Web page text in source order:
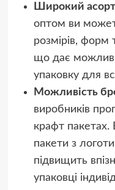
Широкий
оптом ви
розмірів, форм
що дає
упаковку для
Можливість
виробників
крафт
пакети з
підвищить
упаковці